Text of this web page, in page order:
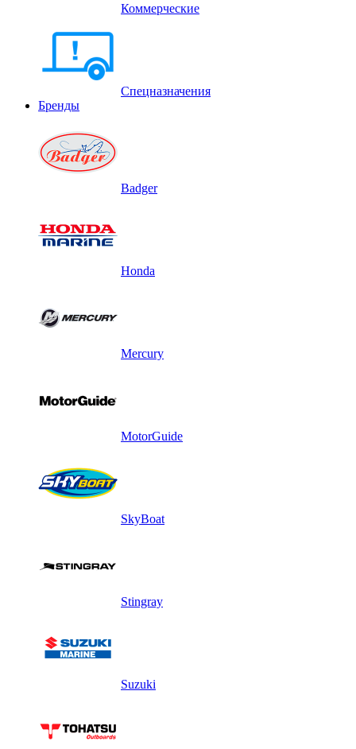
Коммерческие
Спецназначения
Бренды
Badger
Honda
Mercury
MotorGuide
SkyBoat
Stingray
Suzuki